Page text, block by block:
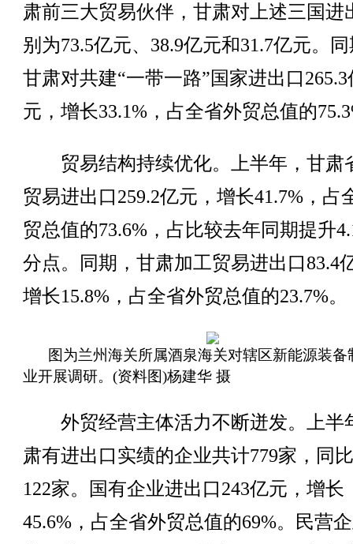
肃前三大贸易伙伴，甘肃对上述三国进
别为73.5亿元、38.9亿元和31.7亿元。
甘肃对共建“一带一路”国家进出口265.3
元，增长33.1%，占全省外贸总值的
贸易结构持续优化。上半年，甘肃
贸易进出口259.2亿元，增长41.7%，占
贸总值的73.6%，占比较去年同期提升
分点。同期，甘肃加工贸易进出口83.4
增长15.8%，占全省外贸总值的23.7%。
图为兰州海关所属酒泉海关对辖区新能源装备
业开展调研。(资料图)杨建华 摄
外贸经营主体活力不断迸发。上半
肃有进出口实绩的企业共计779家，同
122家。国有企业进出口243亿元，增长
45.6%，占全省外贸总值的69%。民营